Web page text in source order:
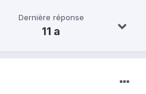
Dernière réponse
11 a